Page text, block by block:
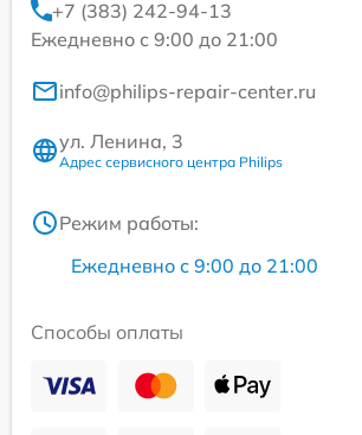
+7 (383) 242-94-13
Ежедневно с 9:00 до 21:00
info@philips-repair-center.ru
ул. Ленина, 3
Адрес сервисного центра Philips
Режим работы:
Ежедневно с 9:00 до 21:00
Способы оплаты